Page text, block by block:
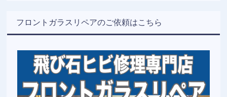
フロントガラスリペアのご依頼はこちら